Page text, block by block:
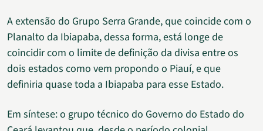
A extensão do Grupo Serra Grande, que coincide com o
Planalto da Ibiapaba, dessa forma, está longe de
coincidir com o limite de definição da divisa entre os
dois estados como vem propondo o Piauí, e que
definiria quase toda a Ibiapaba para esse Estado.
Em síntese: o grupo técnico do Governo do Estado do